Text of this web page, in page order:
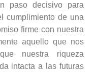
paso decisivo para
cumplimiento de una
firme con nuestra
aquello que nos
nuestra riqueza
intacta a las futuras